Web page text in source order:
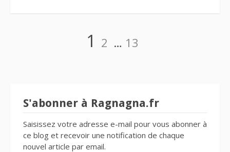
Page
1 Page
2 … Page
13
S'abonner à Ragnagna.fr
Saisissez votre adresse e-mail pour vous abonner à
ce blog et recevoir une notification de chaque
nouvel article par email.